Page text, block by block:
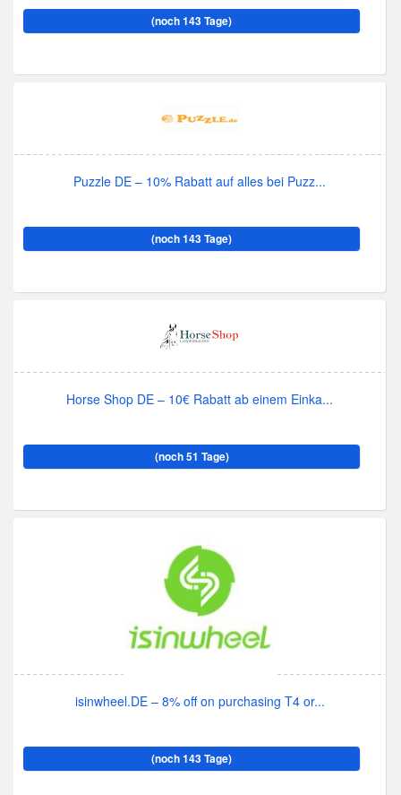
(noch 143 Tage)
Puzzle DE – 10% Rabatt auf alles bei Puzz...
(noch 143 Tage)
Horse Shop DE – 10€ Rabatt ab einem Einka...
(noch 51 Tage)
isinwheel.DE – 8% off on purchasing T4 or...
(noch 143 Tage)